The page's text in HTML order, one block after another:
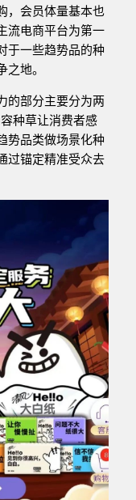
，会员体量基本也
流电商平台为第一
于一些趋势品的种
地。
的部分主要分为两
种草让消费者感
势品类做场景化种
过锚定精准受众去